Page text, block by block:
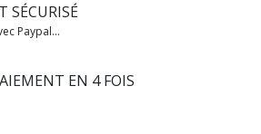
SÉCURISÉ
Paypal...
EN 4 FOIS